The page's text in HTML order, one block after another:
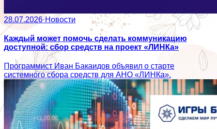
28.07.2026·Новости
Каждый может помочь сделать коммуникацию
доступной: сбор средств на проект «ЛИНКа»
Программист Иван Бакаидов объявил о старте
системного сбора средств для АНО «ЛИНКа».